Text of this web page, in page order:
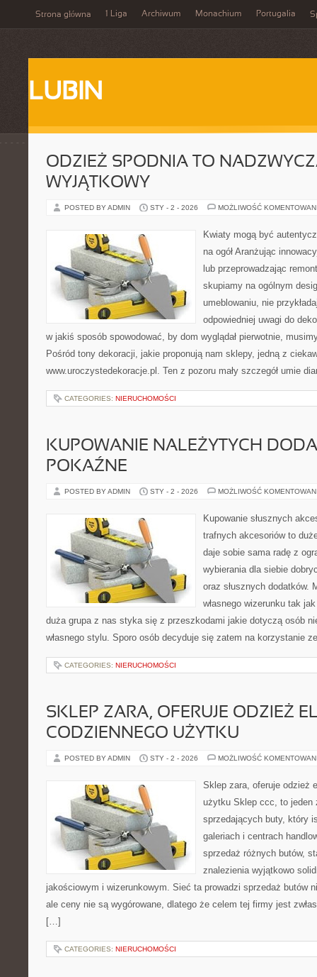
Strona główna 1 Liga Archiwum Monachium Portugalia
LUBIN
ODZIEŻ SPODNIA TO
WYJĄTKOWY
POSTED BY ADMIN STY - 2 - 2026 MOŻLIWOŚĆ
Kwiaty mogą być
na ogół Aranżując
lub przeprowadzając
skupiamy na ogólnym
umeblowaniu, nie
odpowiedniej uwagi do
w jakiś sposób spowodować, by dom wyglądał pierwotnie,
Pośród tony dekoracji, jakie proponują nam sklepy, jedną z
www.uroczystedekoracje.pl. Ten z pozoru mały szczegół umie
CATEGORIES: NIERUCHOMOŚCI
KUPOWANIE NALEŻYTYCH
POKAŹNE
POSTED BY ADMIN STY - 2 - 2026 MOŻLIWOŚĆ
Kupowanie słusznych
trafnych akcesoriów to
daje sobie sama radę z
wybierania dla siebie
oraz słusznych dodatków.
własnego wizerunku tak
duża grupa z nas styka się z przeszkodami jakie dotyczą osób
własnego stylu. Sporo osób decyduje się zatem na korzystanie
CATEGORIES: NIERUCHOMOŚCI
SKLEP ZARA, OFERUJE ODZIEŻ
CODZIENNEGO UŻYTKU
POSTED BY ADMIN STY - 2 - 2026 MOŻLIWOŚĆ
Sklep zara, oferuje odzież
użytku Sklep ccc, to jeden
sprzedających buty, który
galeriach i centrach
sprzedaż różnych butów,
znalezienia wyjątkowo
jakościowym i wizerunkowym. Sieć ta prowadzi sprzedaż butów
ale ceny nie są wygórowane, dlatego że celem tej firmy jest
[…]
CATEGORIES: NIERUCHOMOŚCI